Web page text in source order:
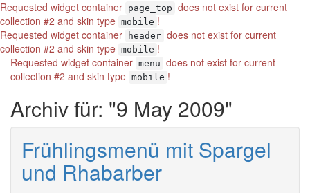
Requested widget container page_top does not exist for current
collection #2 and skin type mobile !
Requested widget container
header does not exist for current
collection #2 and skin type mobile !
Requested widget container menu does not exist for current
collection #2 and skin type mobile !
Archiv für: "9 May 2009"
Frühlingsmenü mit Spargel
und Rhabarber